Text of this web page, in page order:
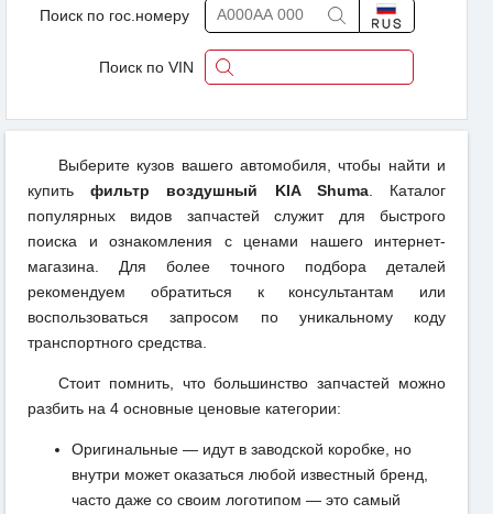
Поиск по гос.номеру
Поиск по VIN
Выберите кузов вашего автомобиля, чтобы найти и
купитьфильтр воздушный KIA Shuma. Каталог
популярных видов запчастей служит для быстрого
поиска и ознакомления с ценами нашего интернет-
магазина. Для более точного подбора деталей
рекомендуем обратиться к консультантам или
воспользоваться запросом по уникальному коду
транспортного средства.
Стоит помнить, что большинство запчастей можно
разбить на 4 основные ценовые категории:
Оригинальные — идут в заводской коробке, но
внутри может оказаться любой известный бренд,
часто даже со своим логотипом — это самый